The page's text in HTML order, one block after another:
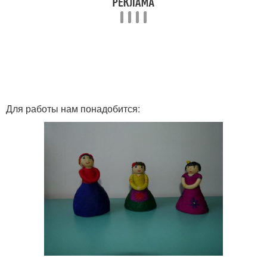
Для работы нам понадобится: